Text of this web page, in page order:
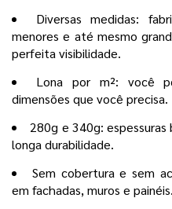
Diversas medidas:
menores e até mesmo
perfeita visibilidade.
Lona por m²: você
dimensões que você precisa.
280g e 340g:
longa durabilidade.
Sem cobertura e sem
em fachadas, muros e painéis.